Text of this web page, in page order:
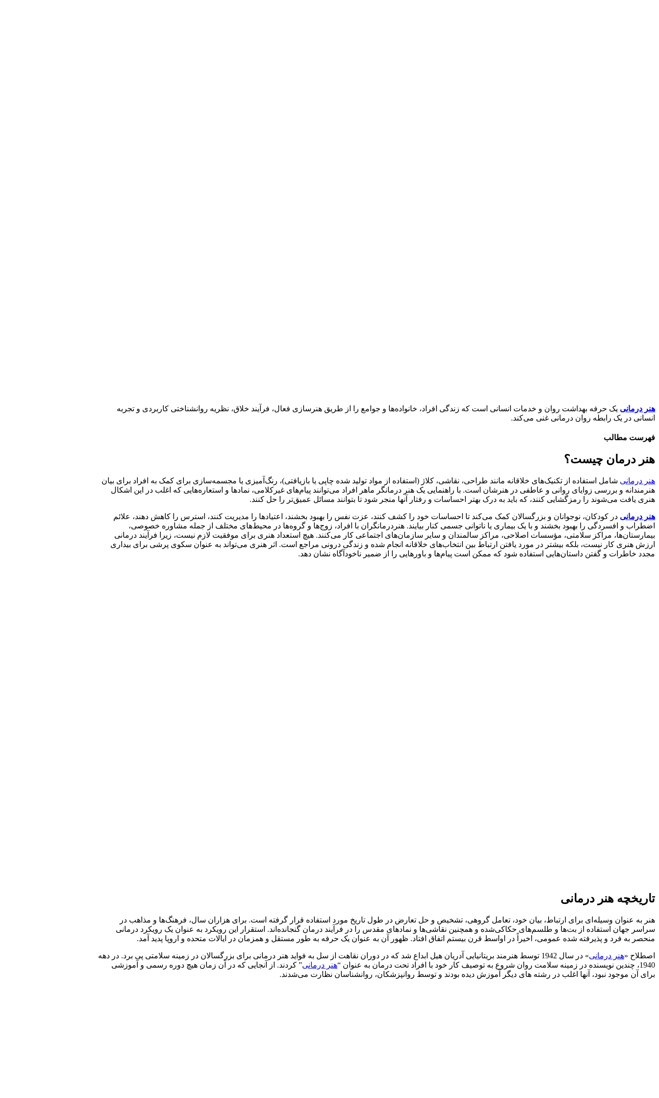
هنر درمانی یک حرفه بهداشت روان و خدمات انسانی است که زندگی افراد، خانواده‌ها و جوامع را از طریق هنرسازی فعال، فرآیند خلاق، نظریه روانشناختی کاربردی و تجربه
انسانی در یک رابطه روان درمانی غنی می‌کند.
فهرست مطالب
هنر درمان چیست؟
هنر درمانی شامل استفاده از تکنیک‌های خلاقانه مانند طراحی، نقاشی، کلاژ (استفاده از مواد تولید شده چاپی یا بازیافتی)، رنگ‌آمیزی یا مجسمه‌سازی برای کمک به افراد برای بیان
هنرمندانه و بررسی زوایای روانی و عاطفی در هنرشان است. با راهنمایی یک هنر درمانگر ماهر افراد می‌توانند پیام‌های غیرکلامی، نمادها و استعاره‌هایی که اغلب در این اشکال
هنری یافت می‌شوند را رمزگشایی کنند، که باید به درک بهتر احساسات و رفتار آنها منجر شود تا بتوانند مسائل عمیق‌تر را حل کنند.
هنر درمانی در کودکان، نوجوانان و بزرگسالان کمک می‌کند تا احساسات خود را کشف کنند، عزت نفس را بهبود بخشند، اعتیادها را مدیریت کنند، استرس را کاهش دهند، علائم
اضطراب و افسردگی را بهبود بخشند و با یک بیماری یا ناتوانی جسمی کنار بیایند. هنردرمانگران با افراد، زوج‌ها و گروه‌ها در محیط‌های مختلف از جمله مشاوره خصوصی،
بیمارستان‌ها، مراکز سلامتی، مؤسسات اصلاحی، مراکز سالمندان و سایر سازمان‌های اجتماعی کار می‌کنند. هیچ استعداد هنری برای موفقیت لازم نیست، زیرا فرآیند درمانی
ارزش هنری کار نیست، بلکه بیشتر در مورد یافتن ارتباط بین انتخاب‌های خلاقانه انجام شده و زندگی درونی مراجع است. اثر هنری می‌تواند به عنوان سکوی پرشی برای بیداری
مجدد خاطرات و گفتن داستان‌هایی استفاده شود که ممکن است پیام‌ها و باورهایی را از ضمیر ناخودآگاه نشان دهد.
تاریخچه هنر درمانی
هنر به عنوان وسیله‌ای برای ارتباط، بیان خود، تعامل گروهی، تشخیص و حل تعارض در طول تاریخ مورد استفاده قرار گرفته است. برای هزاران سال، فرهنگ‌ها و مذاهب در
سراسر جهان استفاده از بت‌ها و طلسم‌های حکاکی‌شده و همچنین نقاشی‌ها و نمادهای مقدس را در فرآیند درمان گنجانده‌اند. استقرار این رویکرد به عنوان یک رویکرد درمانی
منحصر به فرد و پذیرفته شده عمومی، اخیراً در اواسط قرن بیستم اتفاق افتاد. ظهور آن به عنوان یک حرفه به طور مستقل و همزمان در ایالات متحده و اروپا پدید آمد.
اصطلاح «هنر درمانی
» در سال 1942 توسط هنرمند بریتانیایی آدریان هیل ابداع شد که در دوران نقاهت از سل به فواید هنر درمانی برای بزرگسالان در زمینه سلامتی پی برد. در دهه
1940، چندین نویسنده در زمینه سلامت روان شروع به توصیف کار خود با افراد تحت درمان به عنوان “
هنر درمانی” کردند. از آنجایی که در آن زمان هیچ دوره رسمی و آموزشی
برای آن موجود نبود، آنها اغلب در رشته های دیگر آموزش دیده بودند و توسط روانپزشکان، روانشناسان نظارت می‌شدند.